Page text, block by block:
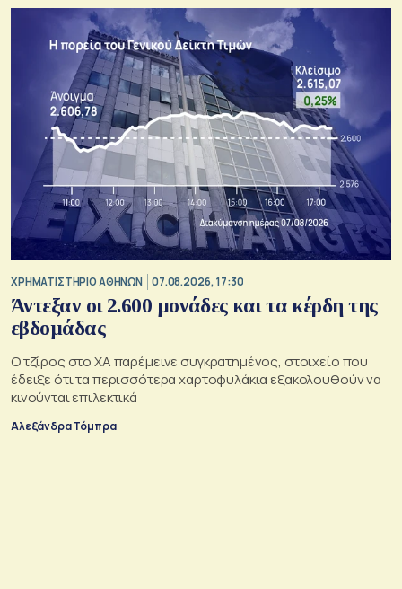
XΡΗΜΑΤΙΣΤΗΡΙΟ ΑΘΗΝΩΝ 07.08.2026, 17:30
Άντεξαν οι 2.600 μονάδες και τα κέρδη της
εβδομάδας
Ο τζίρος στο ΧΑ παρέμεινε συγκρατημένος, στοιχείο που
έδειξε ότι τα περισσότερα χαρτοφυλάκια εξακολουθούν να
κινούνται επιλεκτικά
Αλεξάνδρα Τόμπρα